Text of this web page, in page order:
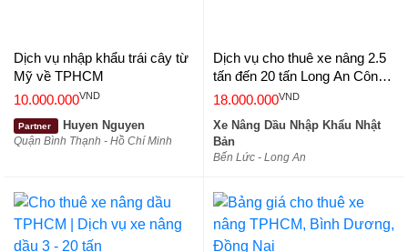
Dịch vụ nhập khẩu trái cây từ
Mỹ về TPHCM
10.000.000VND
Partner Huyen Nguyen
Quận Bình Thạnh - Hồ Chí Minh
Dịch vụ cho thuê xe nâng 2.5
tấn đến 20 tấn Long An Công
ty xe nâng IDT Việt Nam
18.000.000VND
Xe Nâng Dầu Nhập Khẩu Nhật
Bản
Bến Lức - Long An